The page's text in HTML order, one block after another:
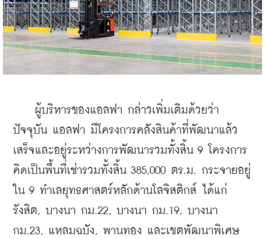
ผู้บริหารของแอลฟา กล่าวเพิ่มเติมด้วยว่า
ปัจจุบัน แอลฟา มีโครงการคลังสินค้าที่พัฒนาแล้ว
เสร็จและอยู่ระหว่างการพัฒนารวมทั้งสิ้น 9 โครงการ
คิดเป็นพื้นที่เช่ารวมทั้งสิ้น 385,000 ตร.ม. กระจายอยู่
ใน 9 ทำเลยุทธศาสตร์หลักด้านโลจิสติกส์ ได้แก่
รังสิต, บางนา กม.22, บางนา กม.19, บางนา
กม.23, แหลมฉบัง, พานทอง และเขตพัฒนาพิเศษ